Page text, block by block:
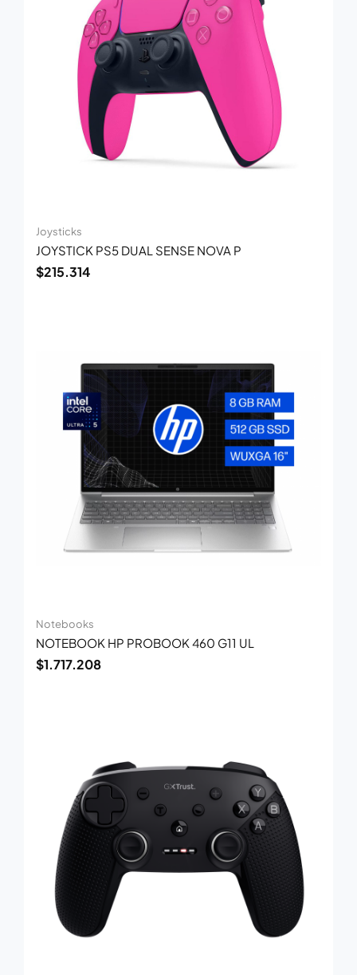
Joysticks
JOYSTICK PS5 DUAL SENSE NOVA P
$215.314
Notebooks
NOTEBOOK HP PROBOOK 460 G11 UL
$1.717.208